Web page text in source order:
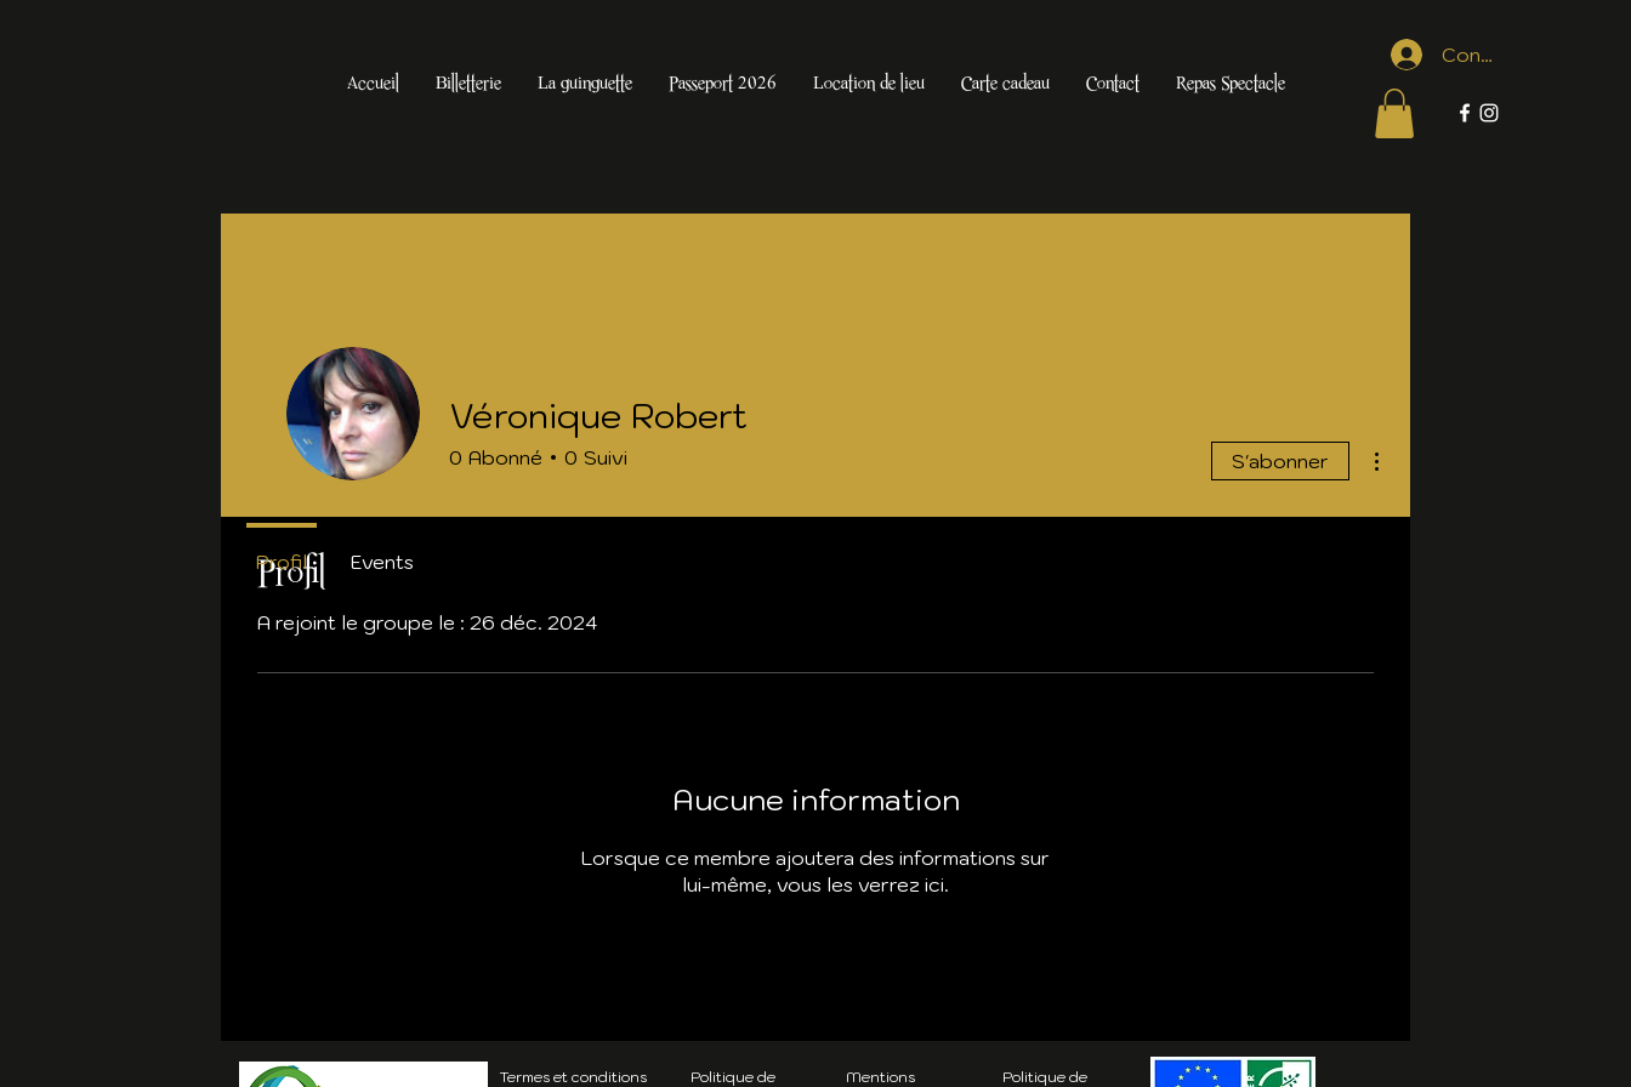
Connexion
Accueil Billetterie La guinguette Passeport 2026 Location de lieu Carte cadeau Contact Repas Spectacle
Profil
A rejoint le groupe le : 26 déc. 2024
Aucune information
Lorsque ce membre ajoutera des informations sur
lui-même, vous les verrez ici.
Véronique Robert
0 Abonné 0 Suivi S'abonner
Profil Events
Termes et conditions
Politique de
Mentions
Politique de